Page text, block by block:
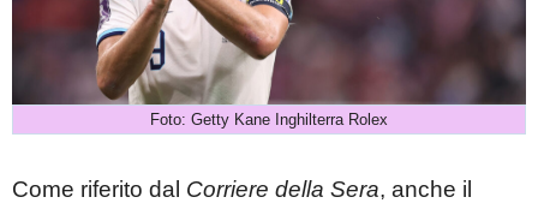
Foto: Getty Kane Inghilterra Rolex
Come riferito dal Corriere della Sera, anche il